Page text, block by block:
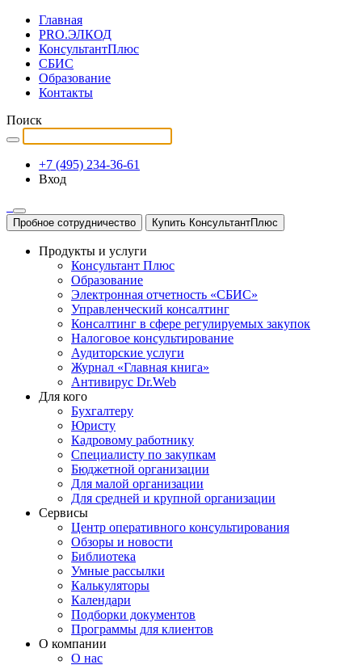
Главная
PRO.ЭЛКОД
КонсультантПлюс
СБИС
Образование
Контакты
Поиск
+7 (495) 234-36-61
Вход
Пробное сотрудничество Купить КонсультантПлюс
Продукты и услуги
Консультант Плюс
Образование
Электронная отчетность «СБИС»
Управленческий консалтинг
Консалтинг в сфере регулируемых закупок
Налоговое консультирование
Аудиторские услуги
Журнал «Главная книга»
Антивирус Dr.Web
Для кого
Бухгалтеру
Юристу
Кадровому работнику
Специалисту по закупкам
Бюджетной организации
Для малой организации
Для средней и крупной организации
Сервисы
Центр оперативного консультирования
Обзоры и новости
Библиотека
Умные рассылки
Калькуляторы
Календари
Подборки документов
Программы для клиентов
О компании
О нас